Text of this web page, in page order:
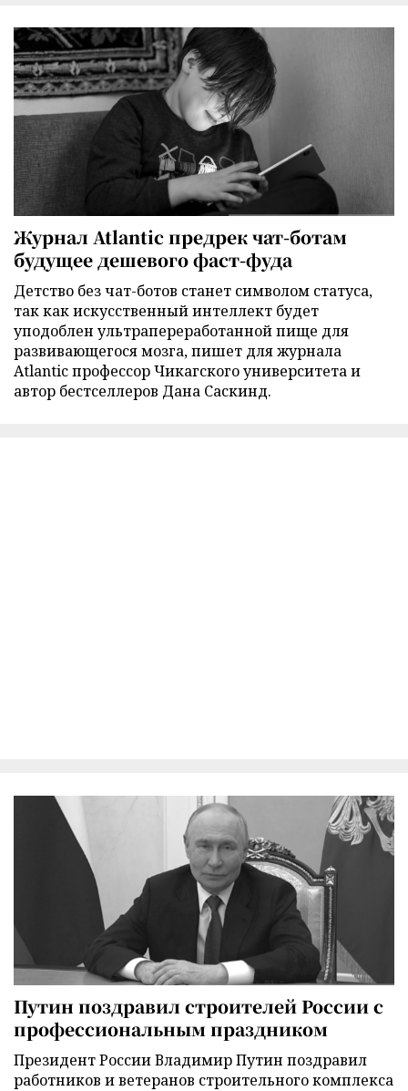
Журнал Atlantic предрек чат-ботам
будущее дешевого фаст-фуда
Детство без чат-ботов станет символом статуса,
так как искусственный интеллект будет
уподоблен ультрапереработанной пище для
развивающегося мозга, пишет для журнала
Atlantic профессор Чикагского университета и
автор бестселлеров Дана Саскинд.
Путин поздравил строителей России с
профессиональным праздником
Президент России Владимир Путин поздравил
работников и ветеранов строительного комплекса